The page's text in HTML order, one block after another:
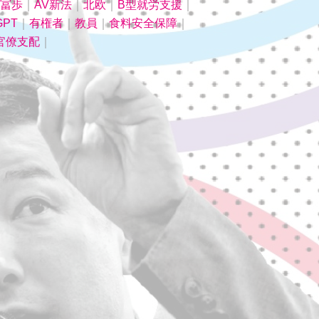
歩 AV新法 ｜北欧｜ B型就労支援
｜有権者｜ 教員 ｜食料安全保障｜
僚支配